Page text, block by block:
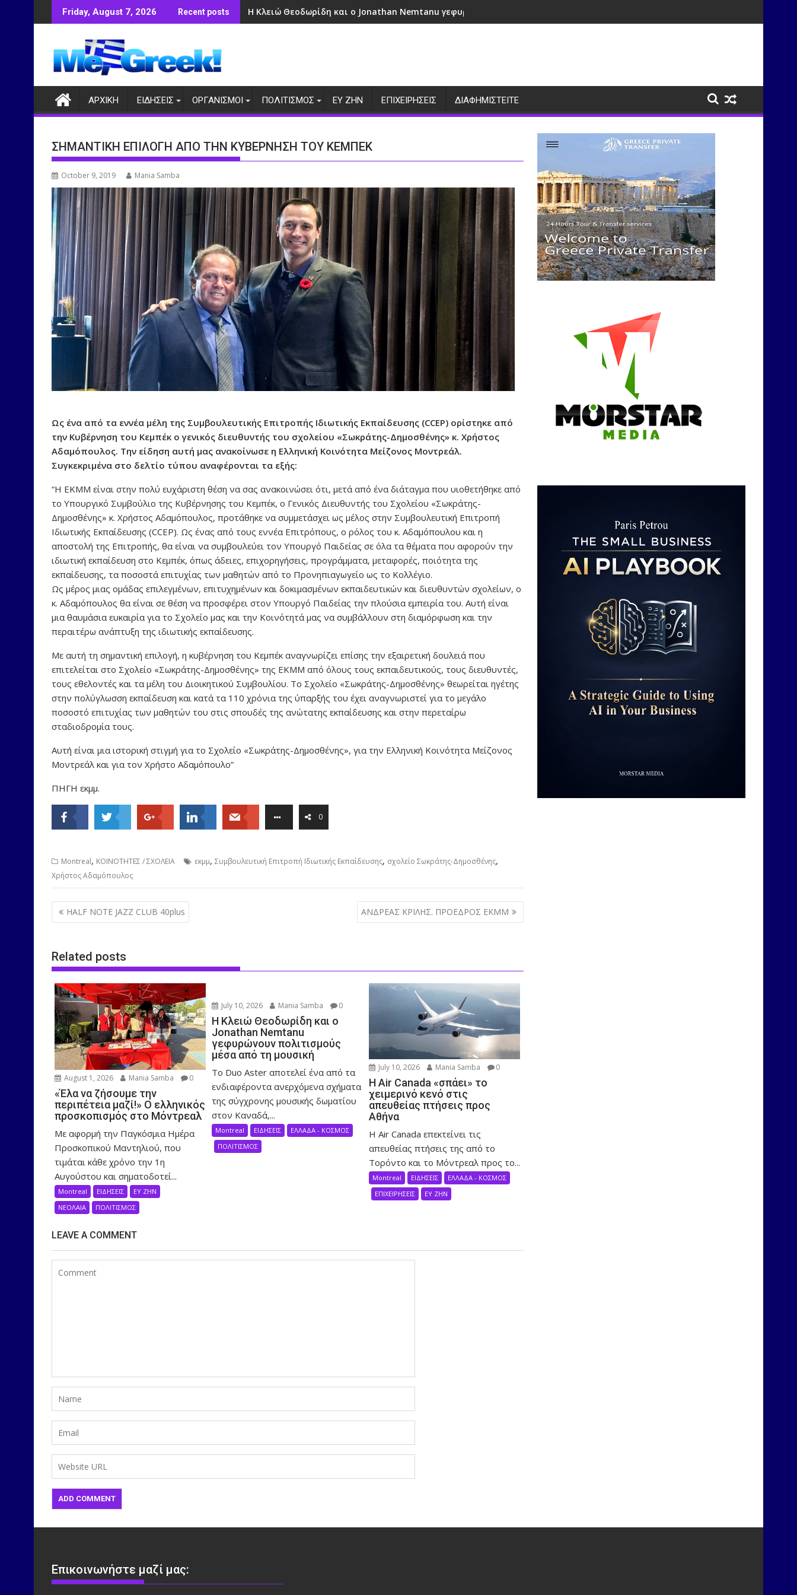
to
Friday, August 7, 2026 Recent posts Η Κλειώ Θεοδωρίδη και ο Jonathan Nemtanu γεφυρώνουν πολιτισμούς μέσα από τη μουσική
ΑΡΧΙΚΗ ΕΙΔΗΣΕΙΣ ΟΡΓΑΝΙΣΜΟΙ ΠΟΛΙΤΙΣΜΟΣ ΕΥ ΖΗΝ ΕΠΙΧΕΙΡΗΣΕΙΣ ΔΙΑΦΗΜΙΣΤΕΙΤΕ
ΣΗΜΑΝΤΙΚΗ ΕΠΙΛΟΓΗ ΑΠΟ ΤΗΝ ΚΥΒΕΡΝΗΣΗ ΤΟΥ ΚΕΜΠΕΚ
October 9, 2019 Mania Samba
Ως ένα από τα εννέα μέλη της Συμβουλευτικής Επιτροπής Ιδιωτικής Εκπαίδευσης (CCEP) ορίστηκε από
την Κυβέρνηση του Κεμπέκ ο γενικός διευθυντής του σχολείου «Σωκράτης-Δημοσθένης» κ. Χρήστος
Αδαμόπουλος. Την είδηση αυτή μας ανακοίνωσε η Ελληνική Κοινότητα Μείζονος Μοντρεάλ.
Συγκεκριμένα στο δελτίο τύπου αναφέρονται τα εξής:
“Η ΕΚΜΜ είναι στην πολύ ευχάριστη θέση να σας ανακοινώσει ότι, μετά από ένα διάταγμα που υιοθετήθηκε από
το Υπουργικό Συμβούλιο της Κυβέρνησης του Κεμπέκ, ο Γενικός Διευθυντής του Σχολείου «Σωκράτης-
Δημοσθένης» κ. Χρήστος Αδαμόπουλος, προτάθηκε να συμμετάσχει ως μέλος στην Συμβουλευτική Επιτροπή
Ιδιωτικής Εκπαίδευσης (CCEP). Ως ένας από τους εννέα Επιτρόπους, ο ρόλος του κ. Αδαμόπουλου και η
αποστολή της Επιτροπής, θα είναι να συμβουλεύει τον Υπουργό Παιδείας σε όλα τα θέματα που αφορούν την
ιδιωτική εκπαίδευση στο Κεμπέκ, όπως άδειες, επιχορηγήσεις, προγράμματα, μεταφορές, ποιότητα της
εκπαίδευσης, τα ποσοστά επιτυχίας των μαθητών από το Προνηπιαγωγείο ως το Κολλέγιο.
Ως μέρος μιας ομάδας επιλεγμένων, επιτυχημένων και δοκιμασμένων εκπαιδευτικών και διευθυντών σχολείων, ο
κ. Αδαμόπουλος θα είναι σε θέση να προσφέρει στον Υπουργό Παιδείας την πλούσια εμπειρία του. Αυτή είναι
μια θαυμάσια ευκαιρία για το Σχολείο μας και την Κοινότητά μας να συμβάλλουν στη διαμόρφωση και την
περαιτέρω ανάπτυξη της ιδιωτικής εκπαίδευσης.
Με αυτή τη σημαντική επιλογή, η κυβέρνηση του Κεμπέκ αναγνωρίζει επίσης την εξαιρετική δουλειά που
επιτελείται στο Σχολείο «Σωκράτης-Δημοσθένης» της ΕΚΜΜ από όλους τους εκπαιδευτικούς, τους διευθυντές,
τους εθελοντές και τα μέλη του Διοικητικού Συμβουλίου. Το Σχολείο «Σωκράτης-Δημοσθένης» θεωρείται ηγέτης
στην πολύγλωσση εκπαίδευση και κατά τα 110 χρόνια της ύπαρξής του έχει αναγνωριστεί για το μεγάλο
ποσοστό επιτυχίας των μαθητών του στις σπουδές της ανώτατης εκπαίδευσης και στην περεταίρω
σταδιοδρομία τους.
Αυτή είναι μια ιστορική στιγμή για το Σχολείο «Σωκράτης-Δημοσθένης», για την Ελληνική Κοινότητα Μείζονος
Μοντρεάλ και για τον Χρήστο Αδαμόπουλο”
ΠΗΓΗ εκμμ.
0
Montreal, ΚΟΙΝΟΤΗΤΕΣ / ΣΧΟΛΕΙΑ εκμμ, Συμβουλευτική Επιτροπή Ιδιωτικής Εκπαίδευσης, σχολείο Σωκράτης-Δημοσθένης,
Χρήστος Αδαμόπουλος
Post
navigation
HALF NOTE JAZZ CLUB 40plus ΑΝΔΡΕΑΣ ΚΡΙΛΗΣ. ΠΡΟΕΔΡΟΣ ΕΚΜΜ
Related posts
August 1, 2026 Mania Samba 0
«Έλα να ζήσουμε την
περιπέτεια μαζί!» Ο ελληνικός
προσκοπισμός στο Μόντρεαλ
Με αφορμή την Παγκόσμια Ημέρα
Προσκοπικού Μαντηλιού, που
τιμάται κάθε χρόνο την 1η
Αυγούστου και σηματοδοτεί...
Montreal ΕΙΔΗΣΕΙΣ
ΕΥ ΖΗΝ
ΝΕΟΛΑΙΑ
ΠΟΛΙΤΙΣΜΟΣ
July 10, 2026 Mania Samba 0
Η Κλειώ Θεοδωρίδη και ο
Jonathan Nemtanu
γεφυρώνουν πολιτισμούς
μέσα από τη μουσική
Το Duo Aster αποτελεί ένα από τα
ενδιαφέροντα ανερχόμενα σχήματα
της σύγχρονης μουσικής δωματίου
στον Καναδά,...
Montreal ΕΙΔΗΣΕΙΣ
ΕΛΛΑΔΑ - ΚΟΣΜΟΣ
ΠΟΛΙΤΙΣΜΟΣ
July 10, 2026 Mania Samba 0
Η Air Canada «σπάει» το
χειμερινό κενό στις
απευθείας πτήσεις προς
Αθήνα
Η Air Canada επεκτείνει τις
απευθείας πτήσεις της από το
Τορόντο και το Μόντρεαλ προς το...
Montreal ΕΙΔΗΣΕΙΣ
ΕΛΛΑΔΑ - ΚΟΣΜΟΣ
ΕΠΙΧΕΙΡΗΣΕΙΣ
ΕΥ ΖΗΝ
LEAVE A COMMENT
Επικοινωνήστε μαζί μας: